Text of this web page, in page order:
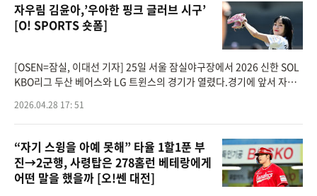
자우림 김윤아,’우아한 핑크 글러브 시구’
[O! SPORTS 숏폼]
[OSEN=잠실, 이대선 기자] 25일 서울 잠실야구장에서 2026 신한 SOL
KBO리그 두산 베어스와 LG 트윈스의 경기가 열렸다.경기에 앞서 자우
2026.04.28 17: 51
“자기 스윙을 아예 못해” 타율 1할1푼 부
진→2군행, 사령탑은 278홈런 베테랑에게
어떤 말을 했을까 [오!쎈 대전]